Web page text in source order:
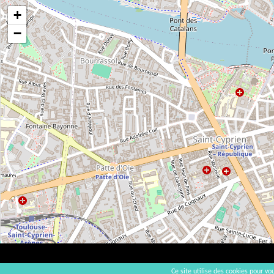
+
−
Ce site utilise des cookies pour